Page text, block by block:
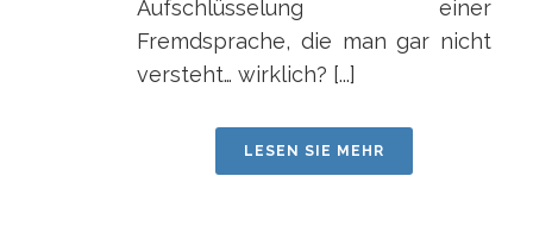
Aufschlüsselung einer
Fremdsprache, die man gar nicht
versteht… wirklich? [...]
LESEN SIE MEHR